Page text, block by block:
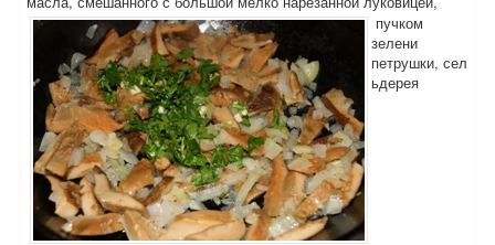
пучком
зелени
петрушки, сел
ьдерея